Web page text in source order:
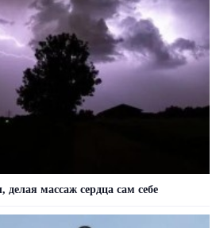
массаж сердца сам себе